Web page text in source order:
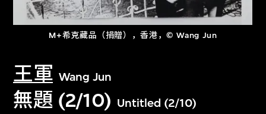
M+希克藏品（捐贈），香港，© Wang Jun
王軍 Wang Jun
無題 (2/10) Untitled (2/10)
关于M+藏品
探索世界顶级的二十及二十一世纪视觉